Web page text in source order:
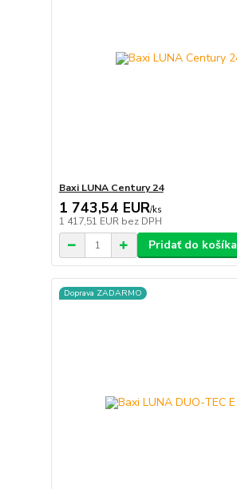
Baxi LUNA Century 24
1 743,54 EUR/ks
1 417,51 EUR bez DPH
Pridať do košíka
Doprava ZADARMO